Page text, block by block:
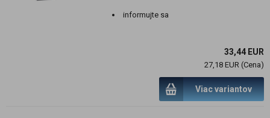
informujte sa
33,44 EUR
27,18 EUR (Cena)
Viac variantov